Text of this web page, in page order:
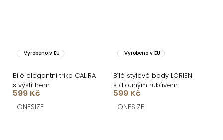
Vyrobeno v EU
Bílé elegantní triko CALIRA
s výstřihem
599 Kč
ONESIZE
Vyrobeno v EU
Bílé stylové body LORIEN
s dlouhým rukávem
599 Kč
ONESIZE